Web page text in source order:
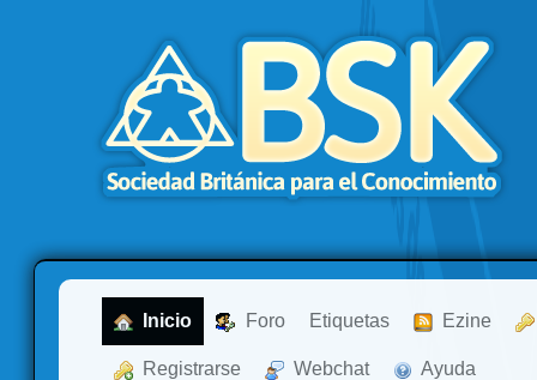
Inicio Foro Etiquetas Ezine
Registrarse Webchat Ayuda